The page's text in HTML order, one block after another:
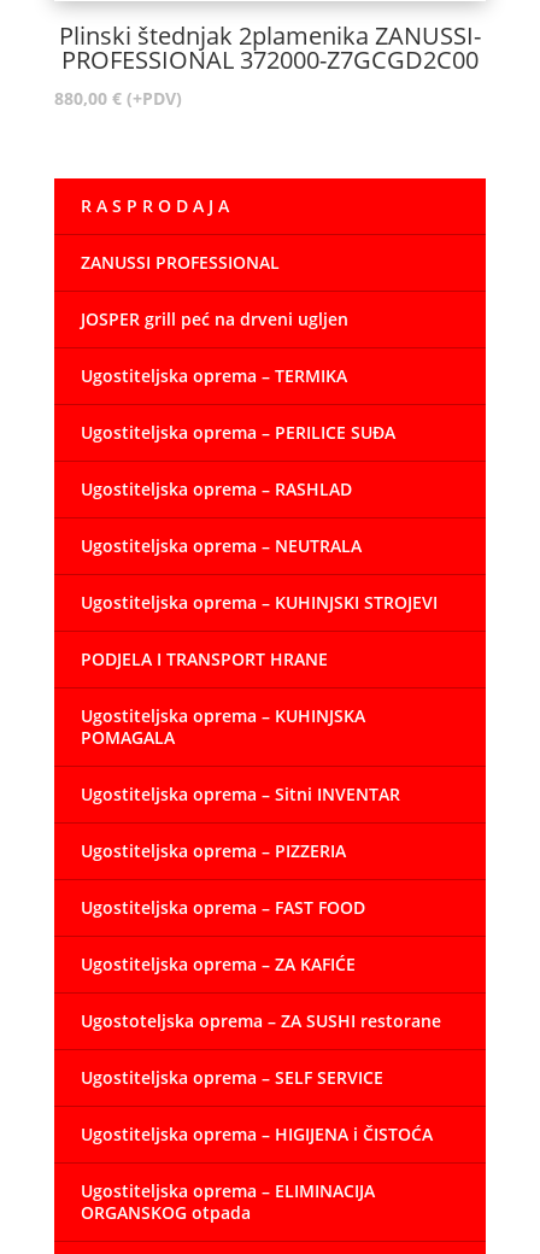
Plinski štednjak 2plamenika ZANUSSI-
PROFESSIONAL 372000-Z7GCGD2C00
880,00 € (+PDV)
R A S P R O D A J A
ZANUSSI PROFESSIONAL
JOSPER grill peć na drveni ugljen
Ugostiteljska oprema – TERMIKA
Ugostiteljska oprema – PERILICE SUĐA
Ugostiteljska oprema – RASHLAD
Ugostiteljska oprema – NEUTRALA
Ugostiteljska oprema – KUHINJSKI STROJEVI
PODJELA I TRANSPORT HRANE
Ugostiteljska oprema – KUHINJSKA
POMAGALA
Ugostiteljska oprema – Sitni INVENTAR
Ugostiteljska oprema – PIZZERIA
Ugostiteljska oprema – FAST FOOD
Ugostiteljska oprema – ZA KAFIĆE
Ugostoteljska oprema – ZA SUSHI restorane
Ugostiteljska oprema – SELF SERVICE
Ugostiteljska oprema – HIGIJENA i ČISTOĆA
Ugostiteljska oprema – ELIMINACIJA
ORGANSKOG otpada